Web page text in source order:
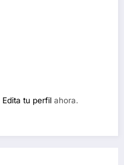
Edita tu perfil ahora.